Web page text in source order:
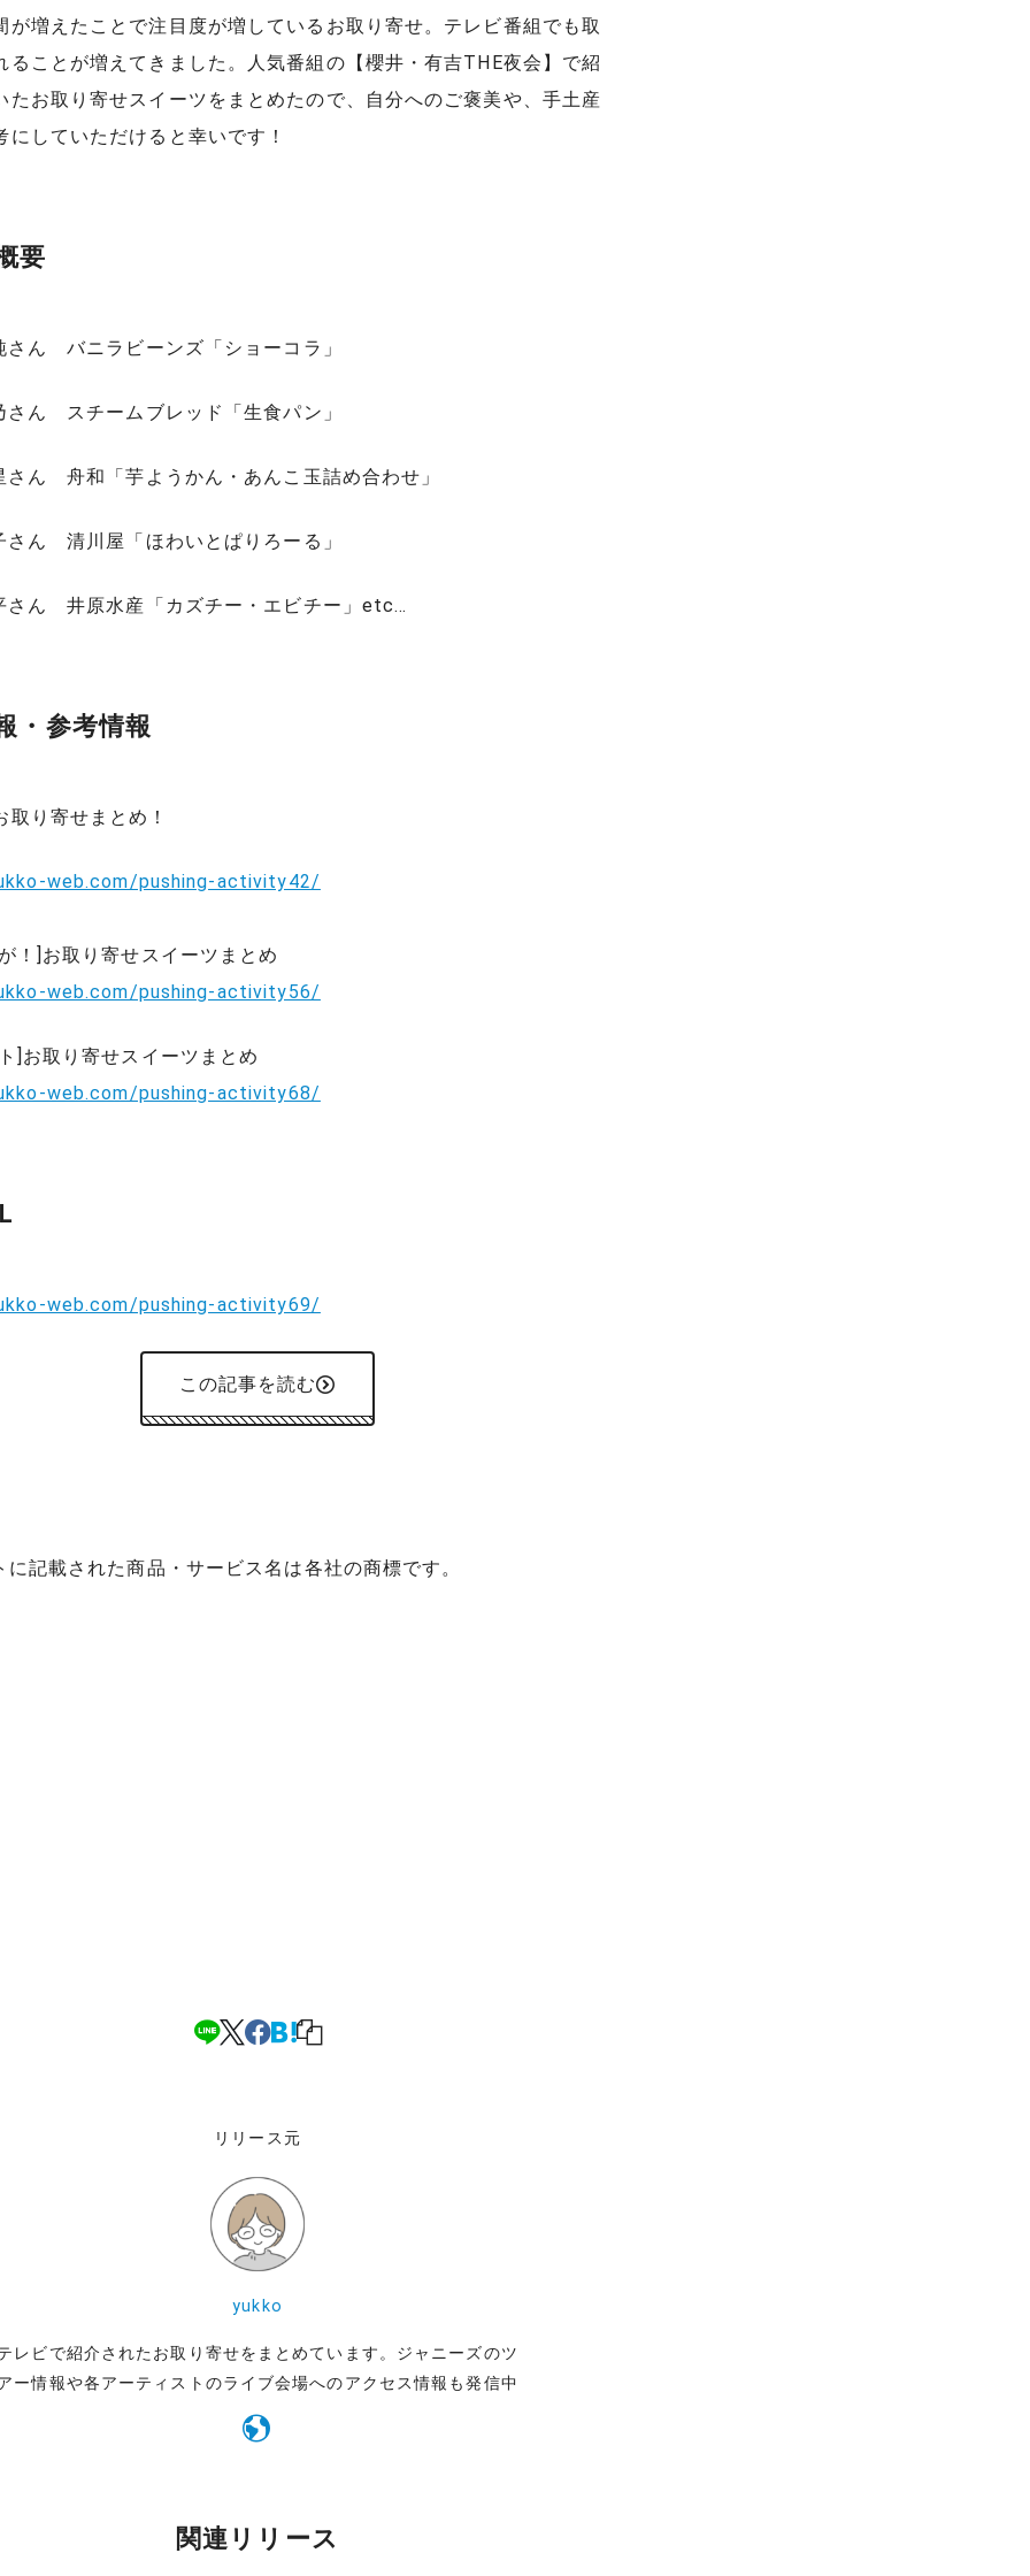
が増えたことで注目度が増しているお取り寄せ。テレビ番組でも取
ることが増えてきました。人気番組の【櫻井・有吉THE夜会】で紹
たお取り寄せスイーツをまとめたので、自分へのご褒美や、手土産
にしていただけると幸いです！
要
さん バニラビーンズ「ショーコラ」
さん スチームブレッド「生食パン」
さん 舟和「芋ようかん・あんこ玉詰め合わせ」
さん 清川屋「ほわいとぱりろーる」
さん 井原水産「カズチー・エビチー」etc…
・参考情報
取り寄せまとめ！
web.com/pushing-activity42/
！]お取り寄せスイーツまとめ
web.com/pushing-activity56/
]お取り寄せスイーツまとめ
web.com/pushing-activity68/
web.com/pushing-activity69/
この記事を読む
に記載された商品・サービス名は各社の商標です。
リリース元
yukko
レビで紹介されたお取り寄せをまとめています。ジャニーズのツ
ー情報や各アーティストのライブ会場へのアクセス情報も発信中
関連リリース